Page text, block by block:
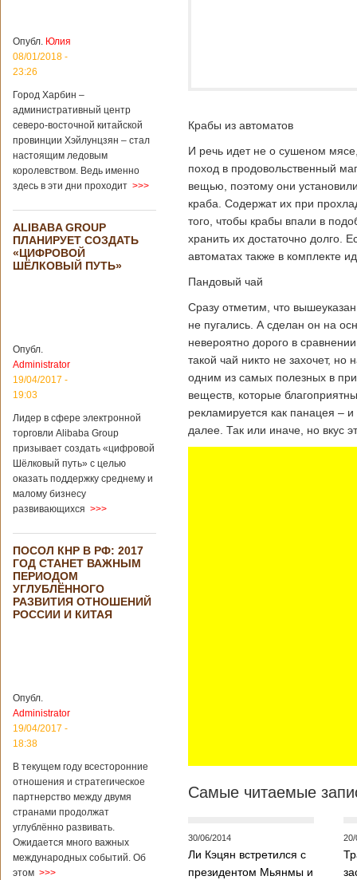
04/02/2020 - 15:45
Третий год
подряд Китай
становится
крупным
торговым
партнером
Германии
Как
свидетельствуют
данные, которые
Федеральным
статистическим
ведомством
Германии, в 2018
уже третий год
подряд. Объем
торговли между
Германией и
199,3 миллиарда
евро. Как
свидетельствуют
опубликованные
году размер
импорта из Китая
Подробнее...
21/02/2019 - 22:30
Китай и Россия
собираются
разрабатывать
тяжелый
вертолет
планируется
подписание
контракта на
разработку
вертолета. Такое
заявление сделала
региональной
политике и
международному
сотрудничеству
государственной
корпорации
Опубл. Юлия
08/01/2018 -
23:26
Город Харбин –
административный центр
северо-восточной китайской
провинции Хэйлунцзян – стал
настоящим ледовым
королевством. Ведь именно
здесь в эти дни проходит >>>
ALIBABA GROUP
ПЛАНИРУЕТ СОЗДАТЬ
«ЦИФРОВОЙ
ШЁЛКОВЫЙ ПУТЬ»
Опубл.
Administrator
19/04/2017 -
19:03
Лидер в сфере электронной
торговли Alibaba Group
призывает создать «цифровой
Шёлковый путь» с целью
оказать поддержку среднему и
малому бизнесу
развивающихся >>>
ПОСОЛ КНР В РФ: 2017
ГОД СТАНЕТ ВАЖНЫМ
ПЕРИОДОМ
УГЛУБЛЁННОГО
РАЗВИТИЯ ОТНОШЕНИЙ
РОССИИ И КИТАЯ
Опубл.
Administrator
19/04/2017 -
18:38
В текущем году всесторонние
отношения и стратегическое
партнерство между двумя
странами продолжат
углублённо развивать.
Ожидается много важных
международных событий. Об
этом >>>
Крабы из автоматов
И речь идет не о сушеном
поход в продовольственный
вещью, поэтому они
краба. Содержат их при
того, чтобы крабы впали в
хранить их достаточно долго.
автоматах также в комплекте
Пандовый чай
Сразу отметим, что
не пугались. А сделан он на
невероятно дорого в
такой чай никто не захочет, но
одним из самых полезных в
веществ, которые
рекламируется как панацея – и
далее. Так или иначе, но вкус
Самые читаемые
30/06/2014
Ли Кэцян встретился с
президентом Мьянмы и
20/